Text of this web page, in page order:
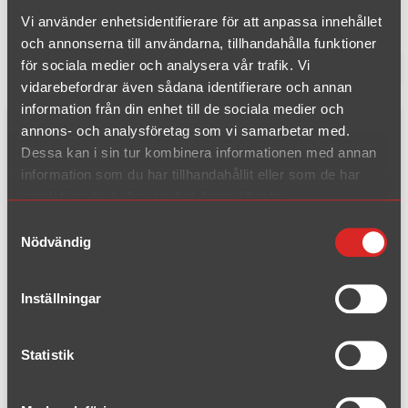
Vi använder enhetsidentifierare för att anpassa innehållet
och annonserna till användarna, tillhandahålla funktioner
för sociala medier och analysera vår trafik. Vi
vidarebefordrar även sådana identifierare och annan
information från din enhet till de sociala medier och
annons- och analysföretag som vi samarbetar med.
Dessa kan i sin tur kombinera informationen med annan
information som du har tillhandahållit eller som de har
samlat in när du har använt deras tjänster.
Nödvändig
Inställningar
Statistik
1 träffar Filtrera produkter
Komplett kit